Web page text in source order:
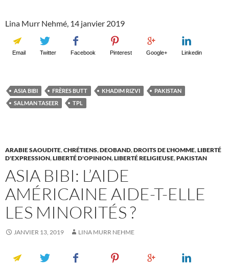
Lina Murr Nehmé, 14 janvier 2019
Email Twitter Facebook Pinterest Google+ Linkedin
ASIA BIBI FRÈRES BUTT KHADIM RIZVI
PAKISTAN
SALMAN TASEER
TPL
ARABIE SAOUDITE,CHRÉTIENS,DEOBAND,DROITS DE L'HOMME,LIBERTÉ
D'EXPRESSION,LIBERTÉ D'OPINION,LIBERTÉ RELIGIEUSE,PAKISTAN
ASIA BIBI: L’AIDE
AMÉRICAINE AIDE-T-ELLE
LES MINORITÉS ?
JANVIER 13, 2019 LINA MURR NEHME